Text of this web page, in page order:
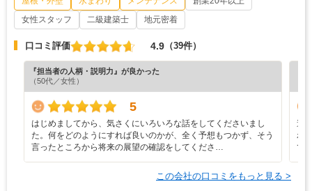
女性スタッフ
二級建築士 地元密着
口コミ評価 4.9 （39件）
『担当者の人柄・説明力』が良かった
（50代／女性）
5
はじめましてから、気さくにいろいろな話をしてくださいまし
た。何をどのようにすれば良いのかが、全く予想もつかず、そう
言ったところから将来の展望の確認をしてくださ…
遠
わ
て
この会社の口コミをもっと見る >